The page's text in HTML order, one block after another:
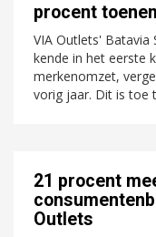
procent
VIA Outlets' Batavia
kende in het eerste
merkenomzet,
vorig jaar. Dit is toe
21 procent
Outlets